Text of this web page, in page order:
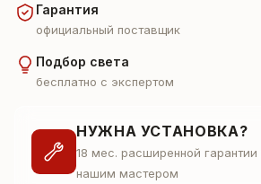
Гарантия
официальный поставщик
Подбор света
бесплатно с экспертом
НУЖНА УСТАНОВКА?
18 мес. расширенной
нашим мастером